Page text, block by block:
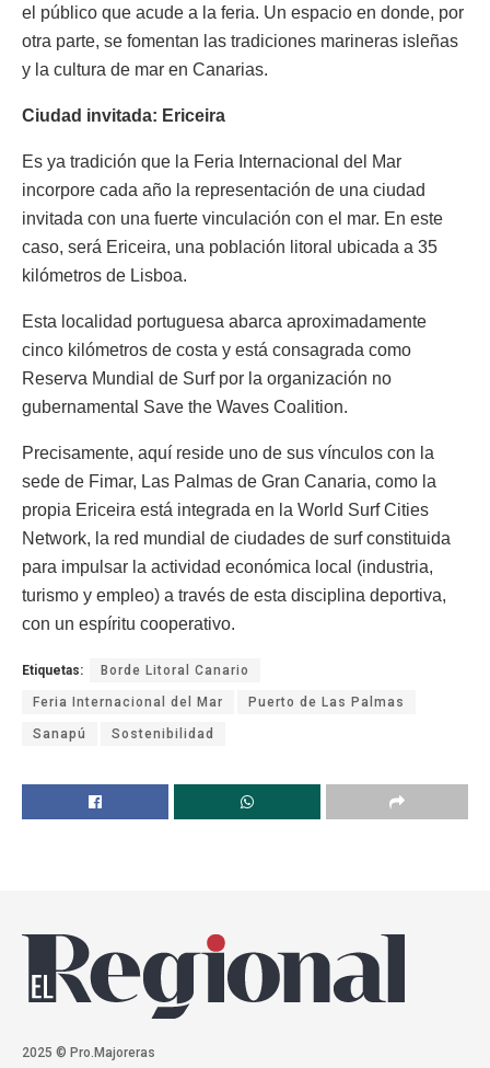
el público que acude a la feria. Un espacio en donde, por
otra parte, se fomentan las tradiciones marineras isleñas
y la cultura de mar en Canarias.
Ciudad invitada: Ericeira
Es ya tradición que la Feria Internacional del Mar
incorpore cada año la representación de una ciudad
invitada con una fuerte vinculación con el mar. En este
caso, será Ericeira, una población litoral ubicada a 35
kilómetros de Lisboa.
Esta localidad portuguesa abarca aproximadamente
cinco kilómetros de costa y está consagrada como
Reserva Mundial de Surf por la organización no
gubernamental Save the Waves Coalition.
Precisamente, aquí reside uno de sus vínculos con la
sede de Fimar, Las Palmas de Gran Canaria, como la
propia Ericeira está integrada en la World Surf Cities
Network, la red mundial de ciudades de surf constituida
para impulsar la actividad económica local (industria,
turismo y empleo) a través de esta disciplina deportiva,
con un espíritu cooperativo.
Etiquetas: Borde Litoral Canario
Feria Internacional del Mar Puerto de Las Palmas
Sanapú Sostenibilidad
2025 © Pro.Majoreras